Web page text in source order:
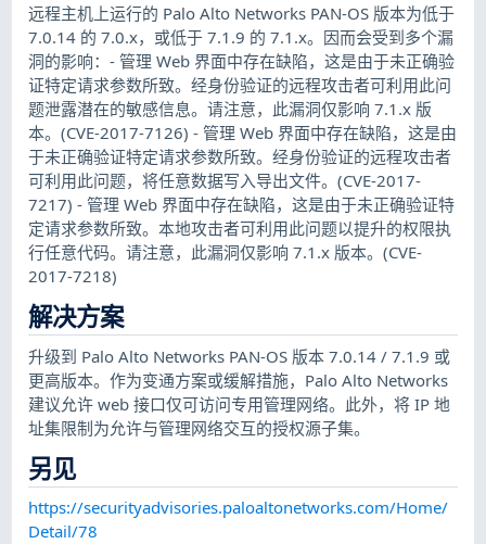
远程主机上运行的 Palo Alto Networks PAN-OS 版本为低于
7.0.14 的 7.0.x，或低于 7.1.9 的 7.1.x。因而会受到多个漏
洞的影响：- 管理 Web 界面中存在缺陷，这是由于未正确验
证特定请求参数所致。经身份验证的远程攻击者可利用此问
题泄露潜在的敏感信息。请注意，此漏洞仅影响 7.1.x 版
本。(CVE-2017-7126) - 管理 Web 界面中存在缺陷，这是由
于未正确验证特定请求参数所致。经身份验证的远程攻击者
可利用此问题，将任意数据写入导出文件。(CVE-2017-
7217) - 管理 Web 界面中存在缺陷，这是由于未正确验证特
定请求参数所致。本地攻击者可利用此问题以提升的权限执
行任意代码。请注意，此漏洞仅影响 7.1.x 版本。(CVE-
2017-7218)
解决方案
升级到 Palo Alto Networks PAN-OS 版本 7.0.14 / 7.1.9 或
更高版本。作为变通方案或缓解措施，Palo Alto Networks
建议允许 web 接口仅可访问专用管理网络。此外，将 IP 地
址集限制为允许与管理网络交互的授权源子集。
另见
https://securityadvisories.paloaltonetworks.com/Home/
Detail/78